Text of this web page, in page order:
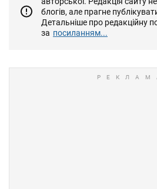
блогів, але прагне
Детальніше про редакційну
за посиланням...